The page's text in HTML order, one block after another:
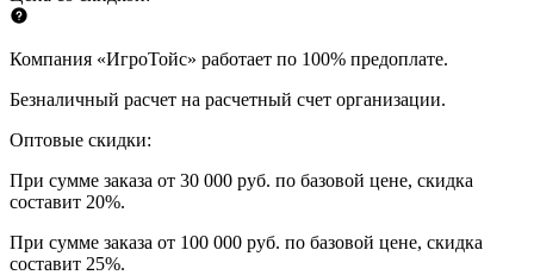
Компания «ИгроТойс» работает по 100% предоплате.
Безналичный расчет на расчетный счет организации.
Оптовые скидки:
При сумме заказа от 30 000 руб. по базовой цене, скидка
составит 20%.
При сумме заказа от 100 000 руб. по базовой цене, скидка
составит 25%.